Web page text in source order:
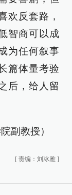
欢反套路，
智商可以成
为任何叙事
篇体量考验
后，给人留
副教授）
[ 责编：刘冰雅 ]